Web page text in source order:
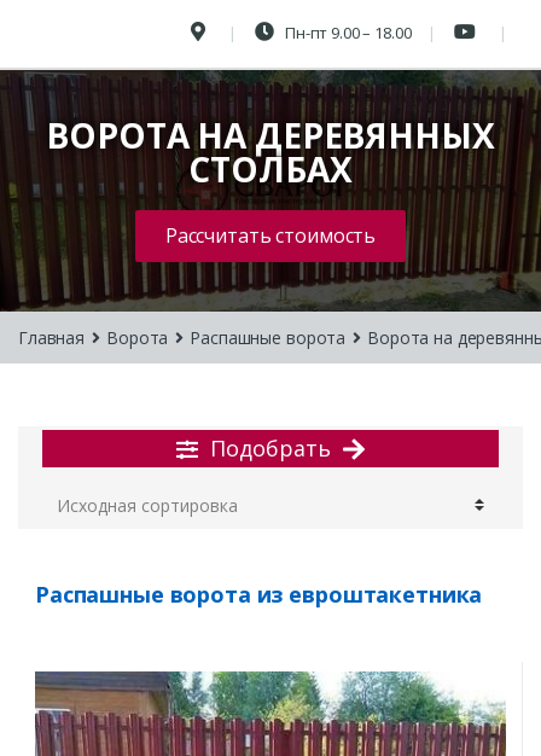
Пн-пт 9.00 – 18.00
ВОРОТА НА ДЕРЕВЯННЫХ
СТОЛБАХ
Рассчитать стоимость
Главная Ворота Распашные ворота Ворота на
Подобрать
Распашные ворота из евроштакетника